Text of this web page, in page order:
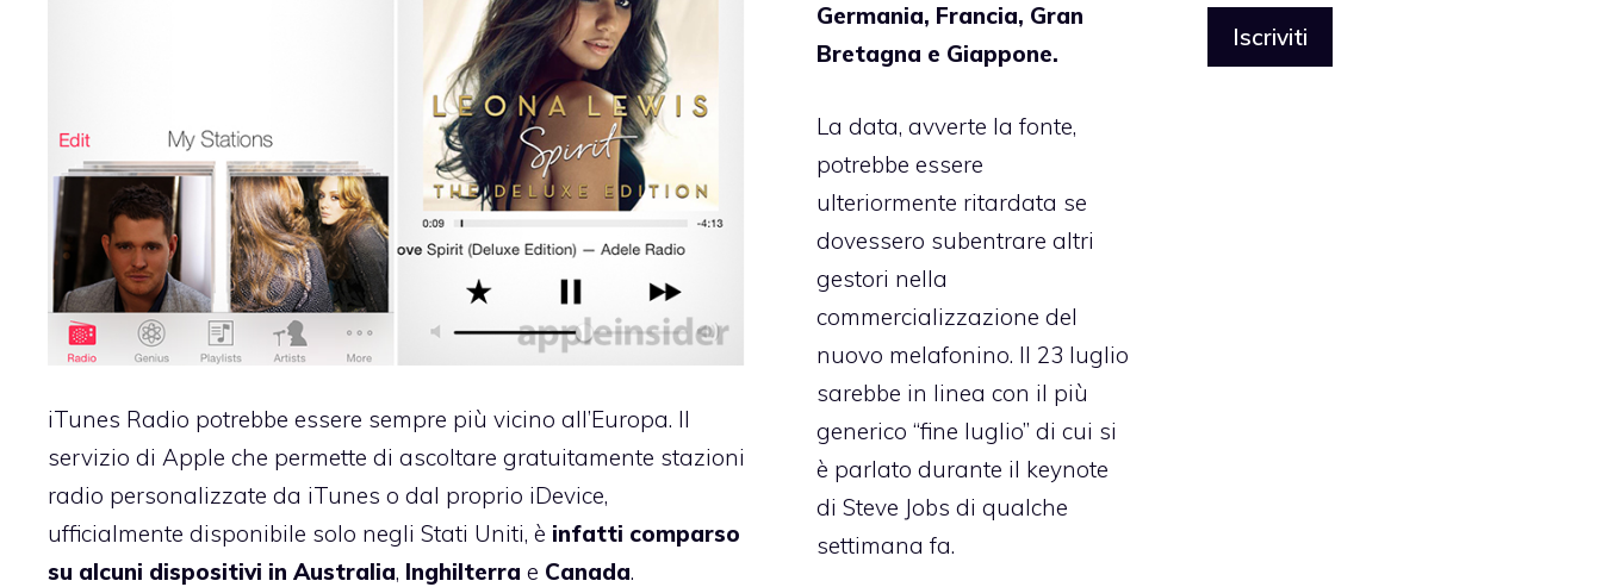
iTunes Radio potrebbe essere sempre più vicino all’Europa. Il
servizio di Apple che permette di ascoltare gratuitamente stazioni
radio personalizzate da iTunes o dal proprio iDevice,
ufficialmente disponibile solo negli Stati Uniti, è infatti comparso
su alcuni dispositivi in Australia, Inghilterra e Canada.
Germania, Francia, Gran
Bretagna e Giappone.
La data, avverte la fonte,
potrebbe essere
ulteriormente ritardata se
dovessero subentrare altri
gestori nella
commercializzazione del
nuovo melafonino. Il 23 luglio
sarebbe in linea con il più
generico “fine luglio” di cui si
è parlato durante il keynote
di Steve Jobs di qualche
settimana fa.